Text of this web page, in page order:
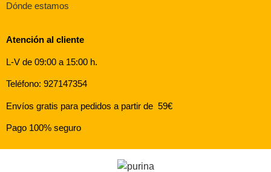
Dónde estamos
Atención al cliente
L-V de 09:00 a 15:00 h.
Teléfono: 927147354
Envíos gratis para pedidos a partir de 59€
Pago 100% seguro